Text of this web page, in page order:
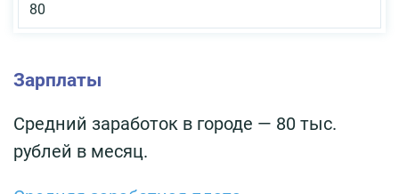
80
Зарплаты
Средний заработок в городе — 80 тыс.
рублей в месяц.